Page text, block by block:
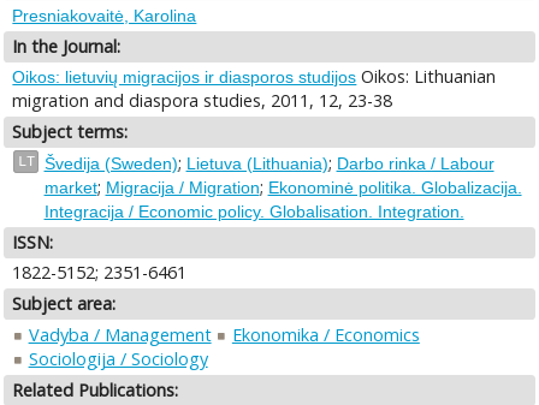
Presniakovaitė, Karolina
In the Journal:
Oikos: lietuvių migracijos ir diasporos studijos Oikos: Lithuanian
migration and diaspora studies, 2011, 12, 23-38
Subject terms:
LT Švedija (Sweden); Lietuva (Lithuania); Darbo rinka / Labour
market; Migracija / Migration; Ekonominė politika. Globalizacija.
Integracija / Economic policy. Globalisation. Integration.
ISSN:
1822-5152; 2351-6461
Subject area:
Vadyba / Management
Ekonomika / Economics
Sociologija / Sociology
Related Publications: